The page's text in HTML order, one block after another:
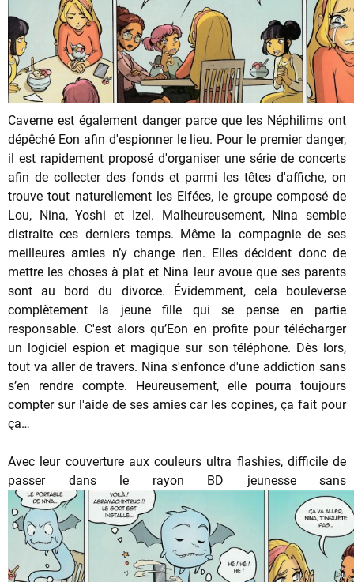
Caverne est également danger parce que les Néphilims ont
dépêché Eon afin d'espionner le lieu. Pour le premier danger,
il est rapidement proposé d'organiser une série de concerts
afin de collecter des fonds et parmi les têtes d'affiche, on
trouve tout naturellement les Elfées, le groupe composé de
Lou, Nina, Yoshi et Izel. Malheureusement, Nina semble
distraite ces derniers temps. Même la compagnie de ses
meilleures amies n’y change rien. Elles décident donc de
mettre les choses à plat et Nina leur avoue que ses parents
sont au bord du divorce. Évidemment, cela bouleverse
complètement la jeune fille qui se pense en partie
responsable. C'est alors qu’Eon en profite pour télécharger
un logiciel espion et magique sur son téléphone. Dès lors,
tout va aller de travers. Nina s'enfonce d'une addiction sans
s’en rendre compte. Heureusement, elle pourra toujours
compter sur l'aide de ses amies car les copines, ça fait pour
ça…
Avec leur couverture aux couleurs ultra flashies, difficile de
passer dans le rayon BD jeunesse sans